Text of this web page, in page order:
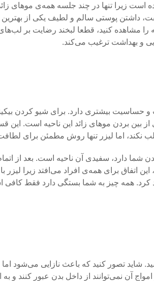
زیرا تنها در چند جلسه همه‌ی موهای
داشتن پوستی سالم و لطیف یکی از
را مشاهده کنید، قطعا لبخند رضایت بر
و بهداشت ترغیب می‌کند.
بیشتری دارد. برای شیو کردن
از بین بردن موهای زائد این ناحیه است.
اما لیزر تنها روش مطمئن برای
شما دارد، سفیدی آن ناحیه است. بعد از
اتفاق برای همه‌ی افراد می‌افتد زیرا
همه چیز به شما بستگی دارد فقط کافی است
تصور کنید که باعث نازایی می‌شود اما
آن نمی‌توانند از داخل بدن عبور کنند و